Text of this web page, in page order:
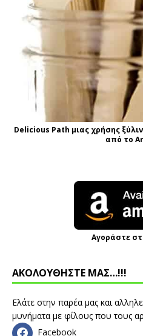
Delicious Path μιας χρήσης
από το
Αγοράστε
ΑΚΟΛΟΥΘΗΣΤΕ ΜΑΣ…!!!
Ελάτε στην παρέα μας και
μυνήματα με φίλους που τους
Facebook